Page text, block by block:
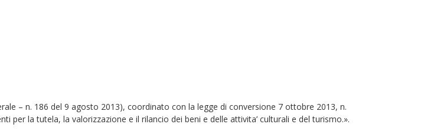
– n. 186 del 9 agosto 2013), coordinato con la legge di conversione 7 ottobre 2013, n.
per la tutela, la valorizzazione e il rilancio dei beni e delle attivita’ culturali e del turismo.».